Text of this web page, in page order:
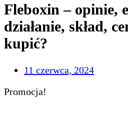
Fleboxin – opinie,
działanie, skład,
kupić?
11 czerwca, 2024
Promocja!